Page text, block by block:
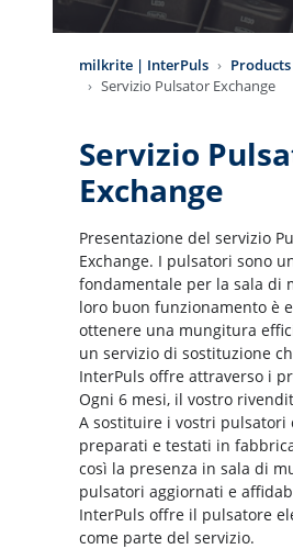
milkrite | InterPuls Products
Servizio Pulsator Exchange
Servizio
Exchange
Presentazione del servizio
Exchange. I pulsatori sono
fondamentale per la sala di
loro buon funzionamento è
ottenere una mungitura
un servizio di sostituzione
InterPuls offre attraverso i
Ogni 6 mesi, il vostro
A sostituire i vostri pulsatori
preparati e testati in
così la presenza in sala di
pulsatori aggiornati e
InterPuls offre il pulsatore
come parte del servizio.